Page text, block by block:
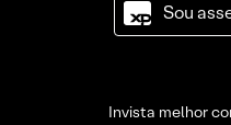
Sou
Invista melhor